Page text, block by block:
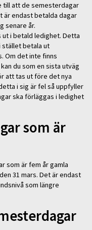
till att de semesterdagar
är endast betalda dagar
senare år.
i betald ledighet. Detta
stället betala ut
Om det inte finns
du som en sista utväg
att tas ut före det nya
i sig är fel så uppfyller
ska förläggas i ledighet
som är
som är fem år gamla
31 mars. Det är endast
som längre